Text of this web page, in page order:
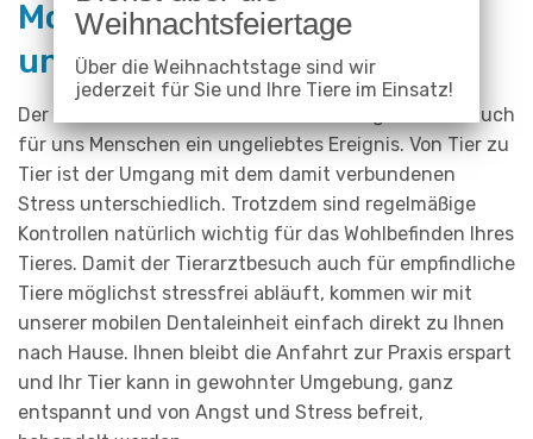
Mobile Zahnpflege für Hund
und Katze
Der Besuch beim Zahnarzt ist für Tiere genau wie auch
für uns Menschen ein ungeliebtes Ereignis. Von Tier zu
Tier ist der Umgang mit dem damit verbundenen
Stress unterschiedlich. Trotzdem sind regelmäßige
Kontrollen natürlich wichtig für das Wohlbefinden Ihres
Tieres. Damit der Tierarztbesuch auch für empfindliche
Tiere möglichst stressfrei abläuft, kommen wir mit
unserer mobilen Dentaleinheit einfach direkt zu Ihnen
nach Hause. Ihnen bleibt die Anfahrt zur Praxis erspart
und Ihr Tier kann in gewohnter Umgebung, ganz
entspannt und von Angst und Stress befreit,
Über die Weihnachtstage sind wir
jederzeit für Sie und Ihre Tiere im Einsatz!